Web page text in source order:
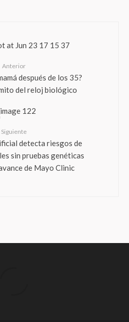
Anterior
después de los 35?
del reloj biológico
Siguiente
detecta riesgos de
sin pruebas genéticas
de Mayo Clinic